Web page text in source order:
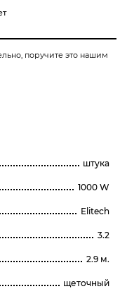
поручите это нашим
штука
1000 W
Elitech
3.2
2.9 м.
щеточный